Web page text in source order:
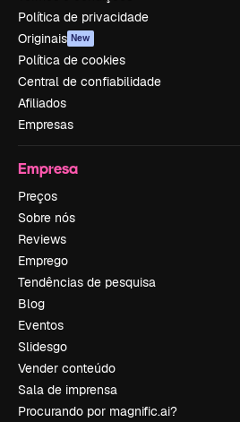
Política de privacidade
Originais New
Política de cookies
Central de confiabilidade
Afiliados
Empresas
Empresa
Preços
Sobre nós
Reviews
Emprego
Tendências de pesquisa
Blog
Eventos
Slidesgo
Vender conteúdo
Sala de imprensa
Procurando por magnific.ai?